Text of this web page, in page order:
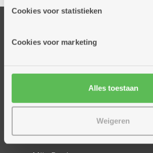
partners kunnen deze gegevens
Cookies voor statistieken
Cookies voor marketing
Alles toestaan
Weigeren
Thuisdiensten
Assistentiewoningen
Woonzorgcentra
Financieel comfort
Onze innovaties